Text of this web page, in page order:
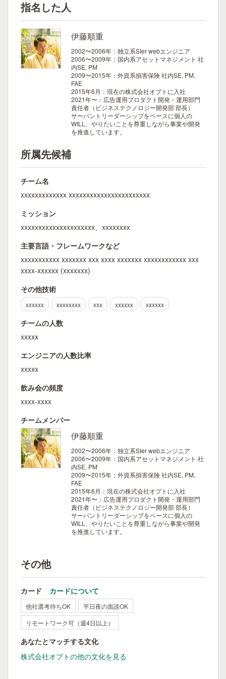
指名した人
伊藤順重
2002〜2006年：独立系SIer webエンジニア
2006〜2009年：国内系アセットマネジメント 社
内SE, PM
2009〜2015年：外資系損害保険 社内SE, PM,
FAE
2015年6月：現在の株式会社オプトに入社
2021年〜：広告運用プロダクト開発・運用部門
責任者（ビジネステクノロジー開発部 部長）
サーバントリーダーシップをベースに個人の
WILL、やりたいことを尊重しながら事業や開発
を推進しています。
所属先候補
チーム名
xxxxxxxxxxxxx xxxxxxxxxxxxxxxxxxxxxxx
ミッション
xxxxxxxxxxxxxxxxxxxxx、xxxxxxxx
主要言語・フレームワークなど
xxxxxxxxxxx xxxxxxx xxx xxxx xxxxxxx xxxxxxxxxxxx xxx
xxxx-xxxxxx (xxxxxxx)
その他技術
xxxxxx xxxxxxxx xxx xxxxxx xxxxxx
チームの人数
xxxxx
エンジニアの人数比率
xxxxx
飲み会の頻度
xxxx-xxxx
チームメンバー
伊藤順重
2002〜2006年：独立系SIer webエンジニア
2006〜2009年：国内系アセットマネジメント 社
内SE, PM
2009〜2015年：外資系損害保険 社内SE, PM,
FAE
2015年6月：現在の株式会社オプトに入社
2021年〜：広告運用プロダクト開発・運用部門
責任者（ビジネステクノロジー開発部 部長）
サーバントリーダーシップをベースに個人の
WILL、やりたいことを尊重しながら事業や開発
を推進しています。
その他
カード カードについて
他社選考待ちOK
平日夜の面談OK
リモートワーク可（週4日以上）
あなたとマッチする文化
株式会社オプトの他の文化を見る